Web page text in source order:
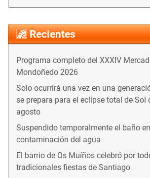
Recientes
Programa completo del XXXIV
Mondoñedo 2026
Solo ocurrirá una vez en una
se prepara para el eclipse total de Sol
agosto
Suspendido temporalmente el baño
contaminación del agua
El barrio de Os Muíños celebró por
tradicionales fiestas de Santiago